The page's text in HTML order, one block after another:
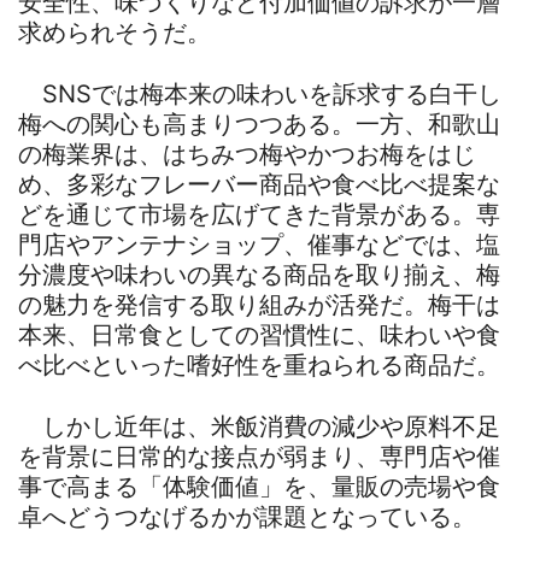
求められそうだ。
SNSでは梅本来の味わいを訴求する白干し
梅への関心も高まりつつある。一方、和歌山
の梅業界は、はちみつ梅やかつお梅をはじ
め、多彩なフレーバー商品や食べ比べ提案な
どを通じて市場を広げてきた背景がある。専
門店やアンテナショップ、催事などでは、塩
分濃度や味わいの異なる商品を取り揃え、梅
の魅力を発信する取り組みが活発だ。梅干は
本来、日常食としての習慣性に、味わいや食
べ比べといった嗜好性を重ねられる商品だ。
しかし近年は、米飯消費の減少や原料不足
を背景に日常的な接点が弱まり、専門店や催
事で高まる「体験価値」を、量販の売場や食
卓へどうつなげるかが課題となっている。